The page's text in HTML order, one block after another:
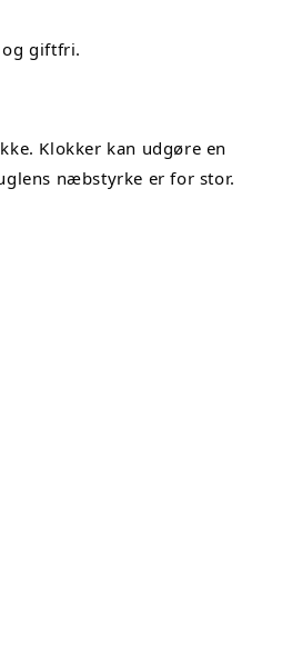
giftfri.
Klokker kan udgøre en
næbstyrke er for stor.